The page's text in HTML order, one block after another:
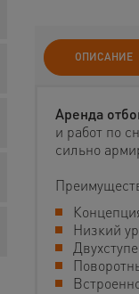
ОПИСАНИЕ
Аренда
и работ по
сильно
Низкий